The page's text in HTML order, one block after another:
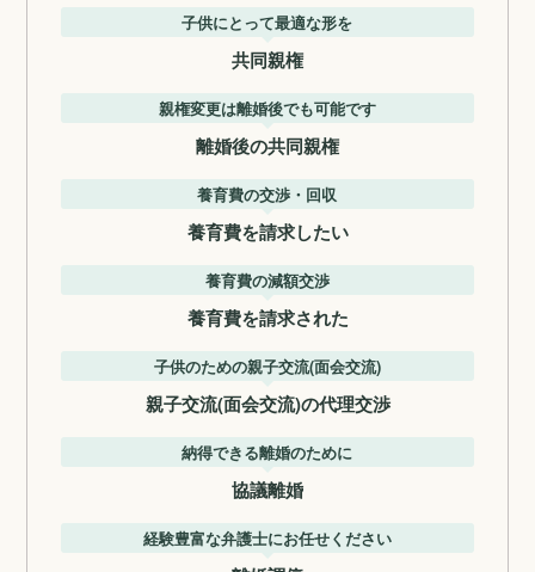
子供にとって最適な形を
共同親権
親権変更は離婚後でも可能です
離婚後の共同親権
養育費の交渉・回収
養育費を請求したい
養育費の減額交渉
養育費を請求された
子供のための親子交流(面会交流)
親子交流(面会交流)の代理交渉
納得できる離婚のために
協議離婚
経験豊富な弁護士にお任せください